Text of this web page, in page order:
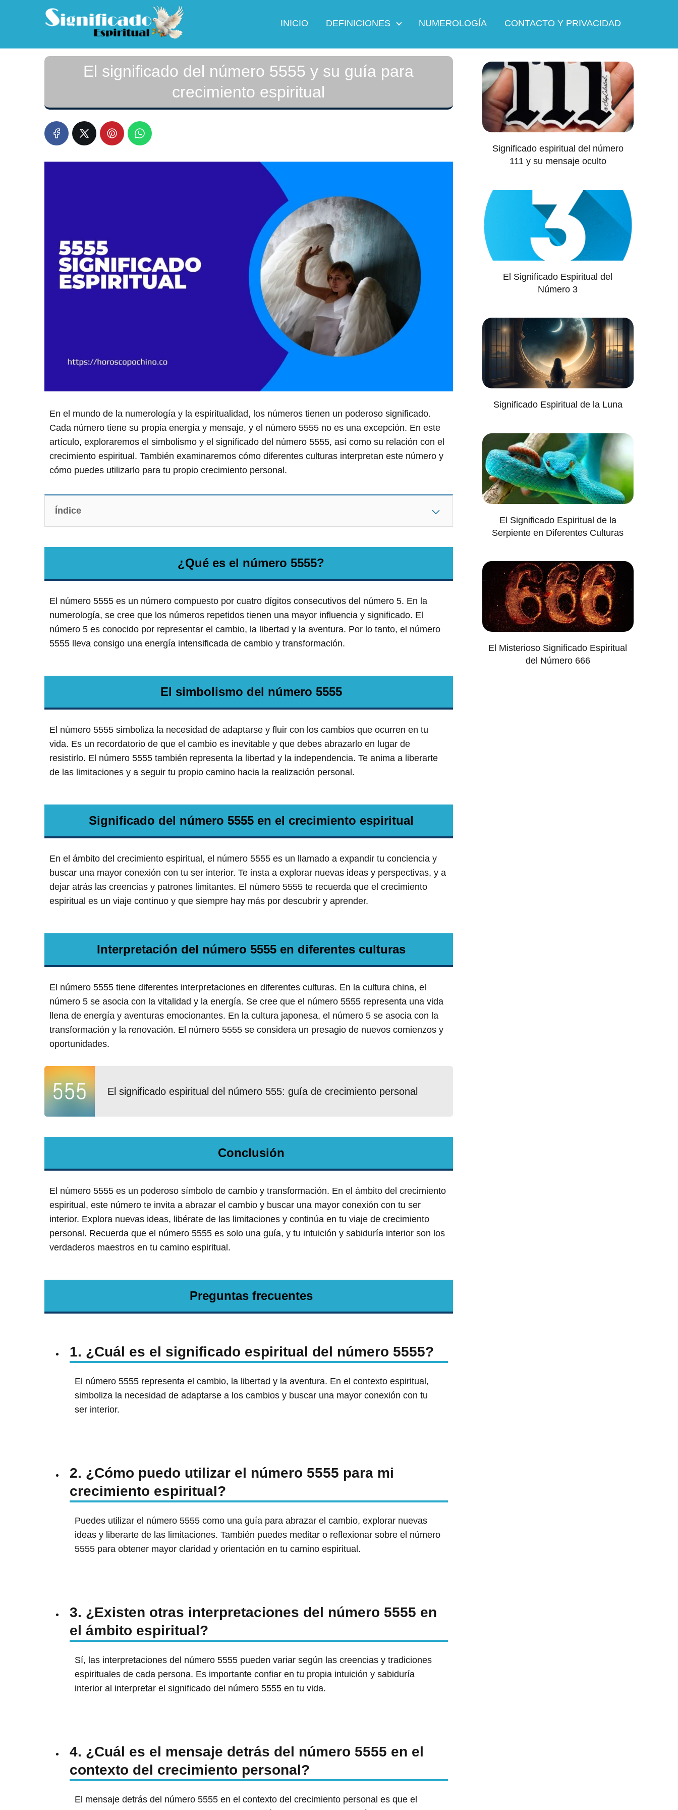
INICIO DEFINICIONES NUMEROLOGÍA CONTACTO Y PRIVACIDAD
El significado del número 5555 y su guía para
crecimiento espiritual
En el mundo de la numerología y la espiritualidad, los números tienen un poderoso significado.
Cada número tiene su propia energía y mensaje, y el número 5555 no es una excepción. En este
artículo, exploraremos el simbolismo y el significado del número 5555, así como su relación con el
crecimiento espiritual. También examinaremos cómo diferentes culturas interpretan este número y
cómo puedes utilizarlo para tu propio crecimiento personal.
Índice
¿Qué es el número 5555?
El número 5555 es un número compuesto por cuatro dígitos consecutivos del número 5. En la
numerología, se cree que los números repetidos tienen una mayor influencia y significado. El
número 5 es conocido por representar el cambio, la libertad y la aventura. Por lo tanto, el número
5555 lleva consigo una energía intensificada de cambio y transformación.
El simbolismo del número 5555
El número 5555 simboliza la necesidad de adaptarse y fluir con los cambios que ocurren en tu
vida. Es un recordatorio de que el cambio es inevitable y que debes abrazarlo en lugar de
resistirlo. El número 5555 también representa la libertad y la independencia. Te anima a liberarte
de las limitaciones y a seguir tu propio camino hacia la realización personal.
Significado del número 5555 en el crecimiento espiritual
En el ámbito del crecimiento espiritual, el número 5555 es un llamado a expandir tu conciencia y
buscar una mayor conexión con tu ser interior. Te insta a explorar nuevas ideas y perspectivas, y a
dejar atrás las creencias y patrones limitantes. El número 5555 te recuerda que el crecimiento
espiritual es un viaje continuo y que siempre hay más por descubrir y aprender.
Interpretación del número 5555 en diferentes culturas
El número 5555 tiene diferentes interpretaciones en diferentes culturas. En la cultura china, el
número 5 se asocia con la vitalidad y la energía. Se cree que el número 5555 representa una vida
llena de energía y aventuras emocionantes. En la cultura japonesa, el número 5 se asocia con la
transformación y la renovación. El número 5555 se considera un presagio de nuevos comienzos y
oportunidades.
El significado espiritual del número 555: guía de crecimiento personal
Conclusión
El número 5555 es un poderoso símbolo de cambio y transformación. En el ámbito del crecimiento
espiritual, este número te invita a abrazar el cambio y buscar una mayor conexión con tu ser
interior. Explora nuevas ideas, libérate de las limitaciones y continúa en tu viaje de crecimiento
personal. Recuerda que el número 5555 es solo una guía, y tu intuición y sabiduría interior son los
verdaderos maestros en tu camino espiritual.
Preguntas frecuentes
1. ¿Cuál es el significado espiritual del número 5555?
El número 5555 representa el cambio, la libertad y la aventura. En el contexto espiritual,
simboliza la necesidad de adaptarse a los cambios y buscar una mayor conexión con tu
ser interior.
2. ¿Cómo puedo utilizar el número 5555 para mi
crecimiento espiritual?
Puedes utilizar el número 5555 como una guía para abrazar el cambio, explorar nuevas
ideas y liberarte de las limitaciones. También puedes meditar o reflexionar sobre el número
5555 para obtener mayor claridad y orientación en tu camino espiritual.
3. ¿Existen otras interpretaciones del número 5555 en
el ámbito espiritual?
Sí, las interpretaciones del número 5555 pueden variar según las creencias y tradiciones
espirituales de cada persona. Es importante confiar en tu propia intuición y sabiduría
interior al interpretar el significado del número 5555 en tu vida.
4. ¿Cuál es el mensaje detrás del número 5555 en el
contexto del crecimiento personal?
El mensaje detrás del número 5555 en el contexto del crecimiento personal es que el
Significado espiritual del número
111 y su mensaje oculto
El Significado Espiritual del
Número 3
Significado Espiritual de la Luna
El Significado Espiritual de la
Serpiente en Diferentes Culturas
El Misterioso Significado Espiritual
del Número 666